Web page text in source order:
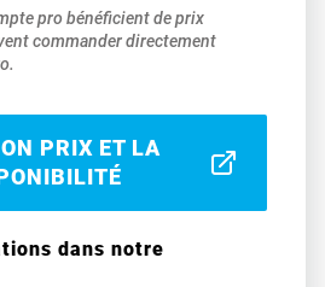
pro bénéficient de prix
commander directement
PRIX ET LA
dans notre